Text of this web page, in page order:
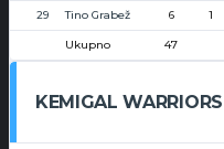
29 Tino Grabež 6 1
Ukupno 47
KEMIGAL WARRIORS